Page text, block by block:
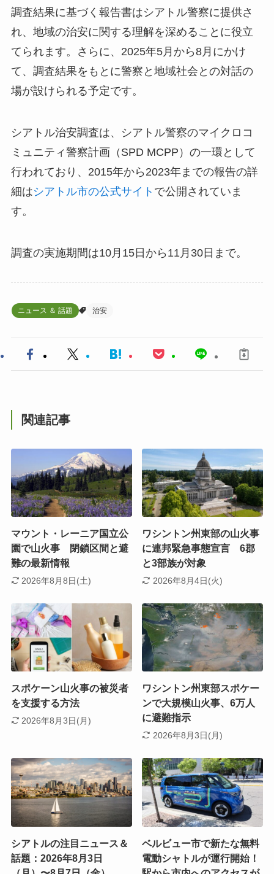
調査結果に基づく報告書はシアトル警察に提供さ
れ、地域の治安に関する理解を深めることに役立
てられます。さらに、2025年5月から8月にかけ
て、調査結果をもとに警察と地域社会との対話の
場が設けられる予定です。
シアトル治安調査は、シアトル警察のマイクロコ
ミュニティ警察計画（SPD MCPP）の一環として
行われており、2015年から2023年までの報告の詳
細はシアトル市の公式サイト で公開されていま
す。
調査の実施期間は10月15日から11月30日まで。
ニュース ＆ 話題 治安
関連記事
マウント・レーニア国立公
園で山火事 閉鎖区間と避
難の最新情報
2026年8月8日(土)
ワシントン州東部の山火事
に連邦緊急事態宣言 6郡
と3部族が対象
2026年8月4日(火)
スポケーン山火事の被災者
を支援する方法
2026年8月3日(月)
ワシントン州東部スポケー
ンで大規模山火事、6万人
に避難指示
2026年8月3日(月)
シアトルの注目ニュース＆
話題：2026年8月3日
ベルビュー市で新たな無料
電動シャトルが運行開始！